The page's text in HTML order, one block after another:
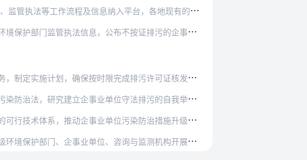
信息纳入平台，各地现有的排污许可证管理信息平台逐步接入…
公布不按证排污的企事业单位名单，纳入企业环境行为信用评…
限完成排污许可证核发工作。要做好排污许可制推进期间各项…
单位守法排污的自我举证、加严对无证或不按证排污连续违法…
单位污染防治措施升级改造和技术进步。完善排污许可证执行…
、咨询与监测机构开展专业培训。强化地方政府环境保护主体…